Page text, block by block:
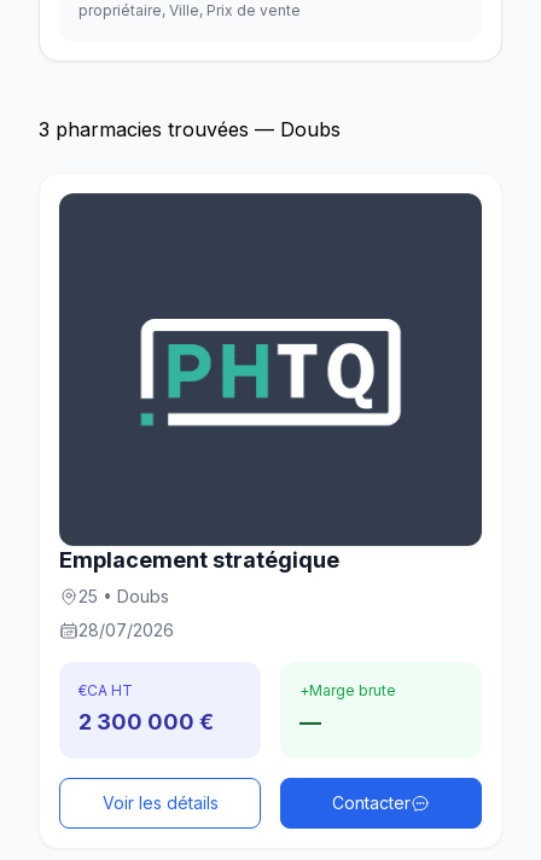
propriétaire, Ville, Prix de vente
3 pharmacies trouvées — Doubs
Emplacement stratégique
25 • Doubs
28/07/2026
€CA HT
2 300 000 €
+Marge brute
—
Voir les détails Contacter